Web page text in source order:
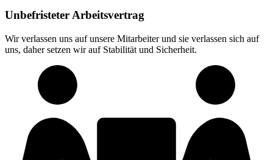
Unbefristeter Arbeitsvertrag
Wir verlassen uns auf unsere Mitarbeiter und sie verlassen sich auf
uns, daher setzen wir auf Stabilität und Sicherheit.